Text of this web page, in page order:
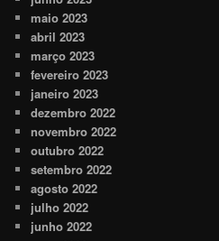
maio 2023
abril 2023
março 2023
fevereiro 2023
janeiro 2023
dezembro 2022
novembro 2022
outubro 2022
setembro 2022
agosto 2022
julho 2022
junho 2022